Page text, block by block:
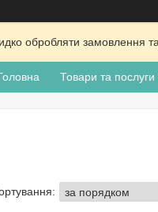
обробляти замовлення
Товари та послуги